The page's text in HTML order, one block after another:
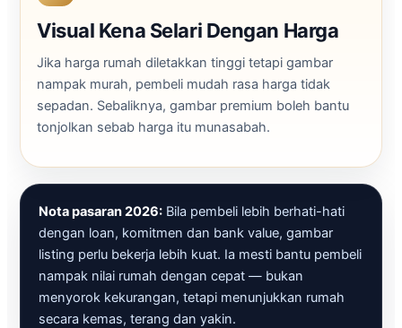
Visual Kena Selari Dengan Harga
Jika harga rumah diletakkan tinggi tetapi gambar
nampak murah, pembeli mudah rasa harga tidak
sepadan. Sebaliknya, gambar premium boleh bantu
tonjolkan sebab harga itu munasabah.
Nota pasaran 2026: Bila pembeli lebih berhati-hati
dengan loan, komitmen dan bank value, gambar
listing perlu bekerja lebih kuat. Ia mesti bantu pembeli
nampak nilai rumah dengan cepat — bukan
menyorok kekurangan, tetapi menunjukkan rumah
secara kemas, terang dan yakin.